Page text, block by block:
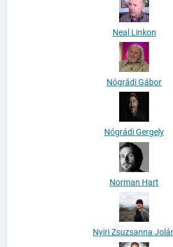
Neal Linkon
Nógrádi Gábor
Nógrádi Gergely
Norman Hart
Nyiri Zsuzsanna